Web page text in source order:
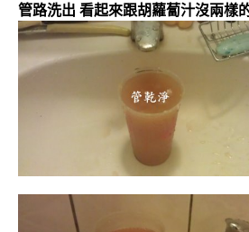
管路洗出 看起來跟胡蘿蔔汁沒兩樣